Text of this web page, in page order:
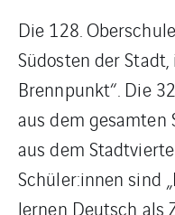
Die 128.
Südosten der
Brennpunkt“. Die
aus dem gesamten
aus dem
Schüler:innen sind
lernen Deutsch als